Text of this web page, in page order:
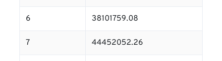
6 38101759.08
7 44452052.26